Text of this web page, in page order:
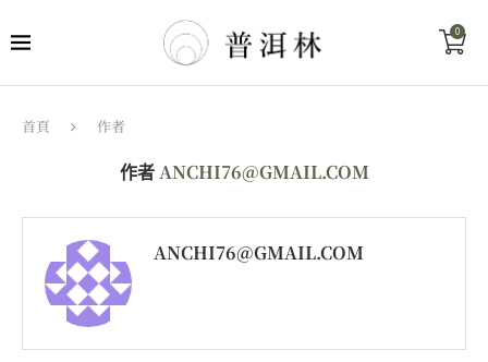
0
首頁 作者
作者ANCHI76@GMAIL.COM
ANCHI76@GMAIL.COM